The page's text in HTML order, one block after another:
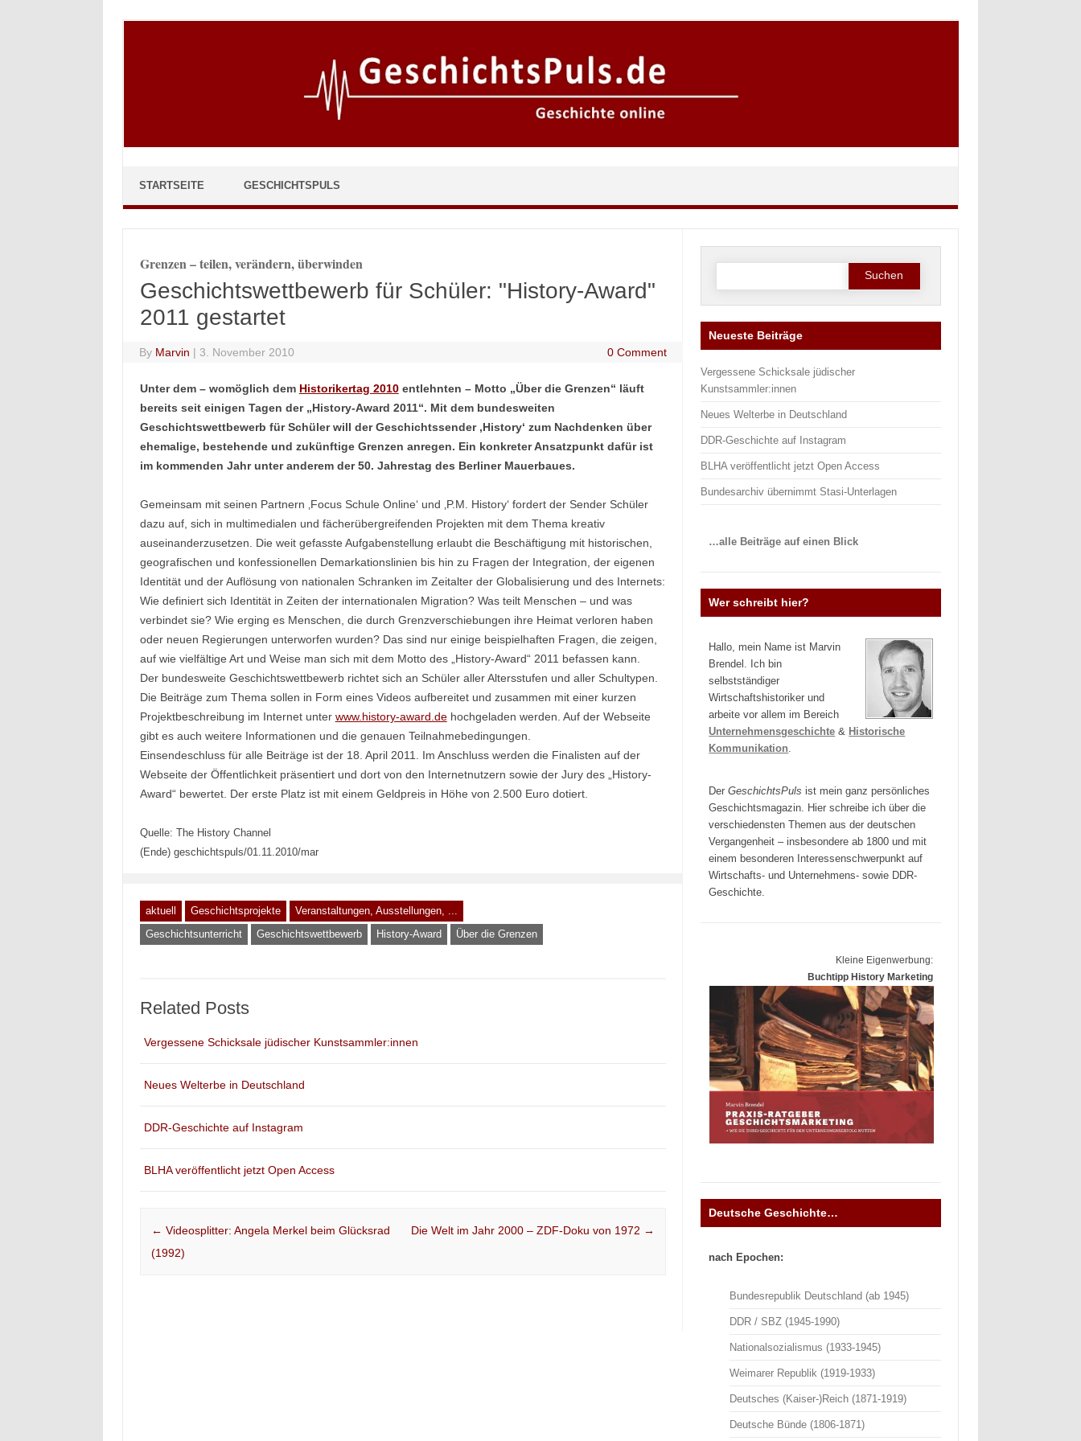
STARTSEITE GESCHICHTSPULS
Grenzen – teilen, verändern, überwinden
Geschichtswettbewerb für Schüler: "History-Award"
2011 gestartet
By Marvin | 3. November 2010 0 Comment
Unter dem – womöglich dem Historikertag 2010entlehnten – Motto „Über die Grenzen“ läuft
bereits seit einigen Tagen der „History-Award 2011“. Mit dem bundesweiten
Geschichtswettbewerb für Schüler will der Geschichtssender ‚History‘ zum Nachdenken über
ehemalige, bestehende und zukünftige Grenzen anregen. Ein konkreter Ansatzpunkt dafür ist
im kommenden Jahr unter anderem der 50. Jahrestag des Berliner Mauerbaues.
Gemeinsam mit seinen Partnern ‚Focus Schule Online‘ und ‚P.M. History‘ fordert der Sender Schüler
dazu auf, sich in multimedialen und fächerübergreifenden Projekten mit dem Thema kreativ
auseinanderzusetzen. Die weit gefasste Aufgabenstellung erlaubt die Beschäftigung mit historischen,
geografischen und konfessionellen Demarkationslinien bis hin zu Fragen der Integration, der eigenen
Identität und der Auflösung von nationalen Schranken im Zeitalter der Globalisierung und des Internets:
Wie definiert sich Identität in Zeiten der internationalen Migration? Was teilt Menschen – und was
verbindet sie? Wie erging es Menschen, die durch Grenzverschiebungen ihre Heimat verloren haben
oder neuen Regierungen unterworfen wurden? Das sind nur einige beispielhaften Fragen, die zeigen,
auf wie vielfältige Art und Weise man sich mit dem Motto des „History-Award“ 2011 befassen kann.
Der bundesweite Geschichtswettbewerb richtet sich an Schüler aller Altersstufen und aller Schultypen.
Die Beiträge zum Thema sollen in Form eines Videos aufbereitet und zusammen mit einer kurzen
Projektbeschreibung im Internet unter www.history-award.dehochgeladen werden. Auf der Webseite
gibt es auch weitere Informationen und die genauen Teilnahmebedingungen.
Einsendeschluss für alle Beiträge ist der 18. April 2011. Im Anschluss werden die Finalisten auf der
Webseite der Öffentlichkeit präsentiert und dort von den Internetnutzern sowie der Jury des „History-
Award“ bewertet. Der erste Platz ist mit einem Geldpreis in Höhe von 2.500 Euro dotiert.
Quelle: The History Channel
(Ende) geschichtspuls/01.11.2010/mar
aktuell Geschichtsprojekte
Veranstaltungen, Ausstellungen, ...
Geschichtsunterricht
Geschichtswettbewerb History-Award Über die Grenzen
Related Posts
Vergessene Schicksale jüdischer Kunstsammler:innen
Neues Welterbe in Deutschland
DDR-Geschichte auf Instagram
BLHA veröffentlicht jetzt Open Access
Post navigation
← Videosplitter: Angela Merkel beim Glücksrad
(1992)
Die Welt im Jahr 2000 – ZDF-Doku von 1972 →
Suche
Neueste Beiträge
Vergessene Schicksale jüdischer
Kunstsammler:innen
Neues Welterbe in Deutschland
DDR-Geschichte auf Instagram
BLHA veröffentlicht jetzt Open Access
Bundesarchiv übernimmt Stasi-Unterlagen
…alle Beiträge auf einen Blick
Wer schreibt hier?
Hallo, mein Name ist Marvin
Brendel. Ich bin
selbstständiger
Wirtschaftshistoriker und
arbeite vor allem im Bereich
Unternehmensgeschichte & Historische
Kommunikation
DerGeschichtsPuls ist mein ganz persönliches
Geschichtsmagazin. Hier schreibe ich über die
verschiedensten Themen aus der deutschen
Vergangenheit – insbesondere ab 1800 und mit
einem besonderen Interessenschwerpunkt auf
Wirtschafts- und Unternehmens- sowie DDR-
Geschichte.
Kleine Eigenwerbung:
Buchtipp History Marketing
Deutsche Geschichte…
nach Epochen:
Bundesrepublik Deutschland (ab 1945)
DDR / SBZ (1945-1990)
Nationalsozialismus (1933-1945)
Weimarer Republik (1919-1933)
Deutsches (Kaiser-)Reich (1871-1919)
Deutsche Bünde (1806-1871)